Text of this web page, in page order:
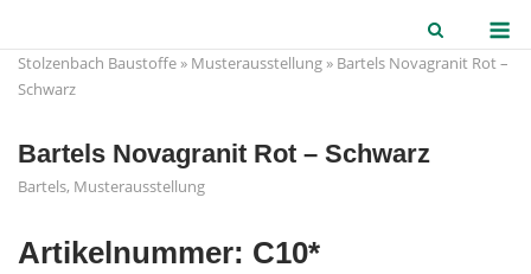
to
content
Stolzenbach Baustoffe » Musterausstellung » Bartels Novagranit Rot –
Schwarz
Bartels Novagranit Rot – Schwarz
Bartels, Musterausstellung
Artikelnummer: C10*